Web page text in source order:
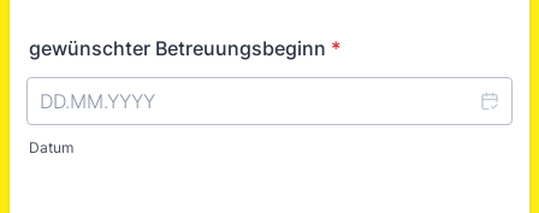
gewünschter Betreuungsbeginn *
Datum